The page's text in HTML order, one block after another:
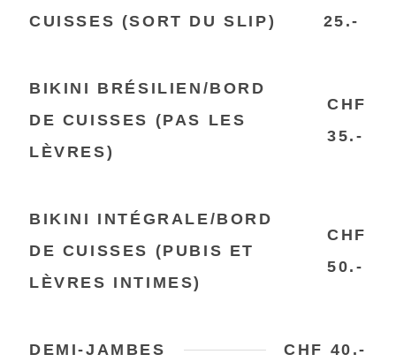
CUISSES (SORT DU SLIP)
25.-
BIKINI BRÉSILIEN/BORD
DE CUISSES (PAS LES
LÈVRES)
CHF
35.-
BIKINI INTÉGRALE/BORD
DE CUISSES (PUBIS ET
LÈVRES INTIMES)
CHF
50.-
DEMI-JAMBES CHF 40.-